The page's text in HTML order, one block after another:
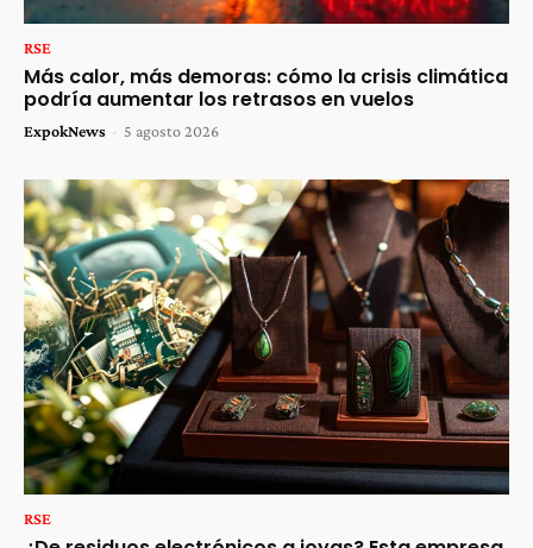
RSE
Más calor, más demoras: cómo la crisis climática
podría aumentar los retrasos en vuelos
ExpokNews - 5 agosto 2026
RSE